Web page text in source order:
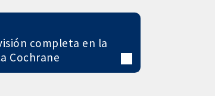
completa en la
Cochrane